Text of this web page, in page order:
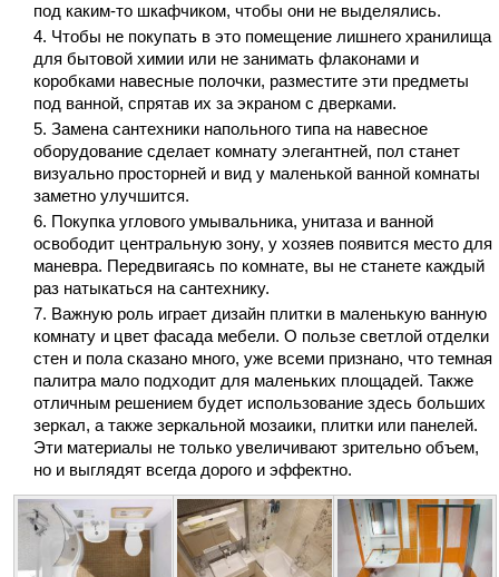
под каким-то шкафчиком, чтобы они не выделялись.
Чтобы не покупать в это помещение лишнего хранилища
для бытовой химии или не занимать флаконами и
коробками навесные полочки, разместите эти предметы
под ванной, спрятав их за экраном с дверками.
Замена сантехники напольного типа на навесное
оборудование сделает комнату элегантней, пол станет
визуально просторней и вид у маленькой ванной комнаты
заметно улучшится.
Покупка углового умывальника, унитаза и ванной
освободит центральную зону, у хозяев появится место для
маневра. Передвигаясь по комнате, вы не станете каждый
раз натыкаться на сантехнику.
Важную роль играет дизайн плитки в маленькую ванную
комнату и цвет фасада мебели. О пользе светлой отделки
стен и пола сказано много, уже всеми признано, что темная
палитра мало подходит для маленьких площадей. Также
отличным решением будет использование здесь больших
зеркал, а также зеркальной мозаики, плитки или панелей.
Эти материалы не только увеличивают зрительно объем,
но и выглядят всегда дорого и эффектно.